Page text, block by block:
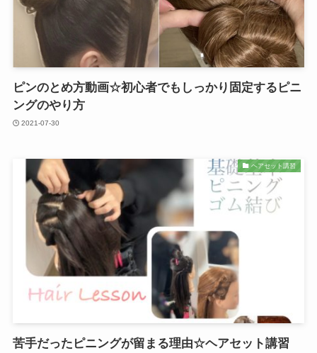
ピンのとめ方動画☆初心者でもしっかり固定するピニ
ングのやり方
2021-07-30
ヘアセット講習
苦手だったピニングが留まる理由☆ヘアセット講習